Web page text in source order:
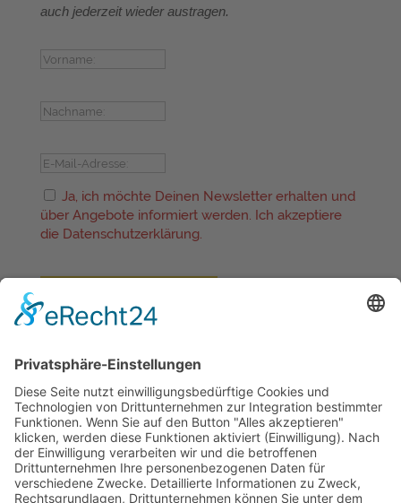
auch jederzeit wieder austragen.
Ja, ich möchte Deinen Newsletter erhalten und
über Angebote informiert werden. Ich akzeptiere
die Datenschutzerklärung.
Folgen
Folgen